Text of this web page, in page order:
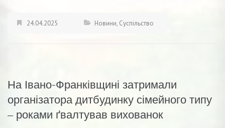
24.04.2025 Новини, Суспільство
На Івано-Франківщині затримали
організатора дитбудинку сімейного типу
– роками ґвалтував вихованок